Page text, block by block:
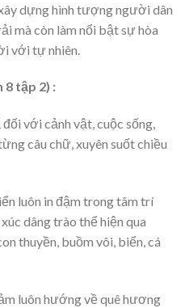
dựng hình tượng người dân
mà còn làm nổi bật sự hòa
với tự nhiên.
8 tập 2) :
với cảnh vật, cuộc sống,
câu chữ, xuyên suốt chiều
luôn in đậm trong tâm trí
dâng trào thể hiện qua
thuyền, buồm vôi, biển, cá
luôn hướng về quê hương